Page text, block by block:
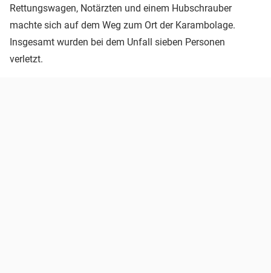
Rettungswagen, Notärzten und einem Hubschrauber
machte sich auf dem Weg zum Ort der Karambolage.
Insgesamt wurden bei dem Unfall sieben Personen
verletzt.